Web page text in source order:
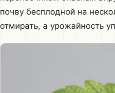
почву бесплодной на
отмирать, а урожайность